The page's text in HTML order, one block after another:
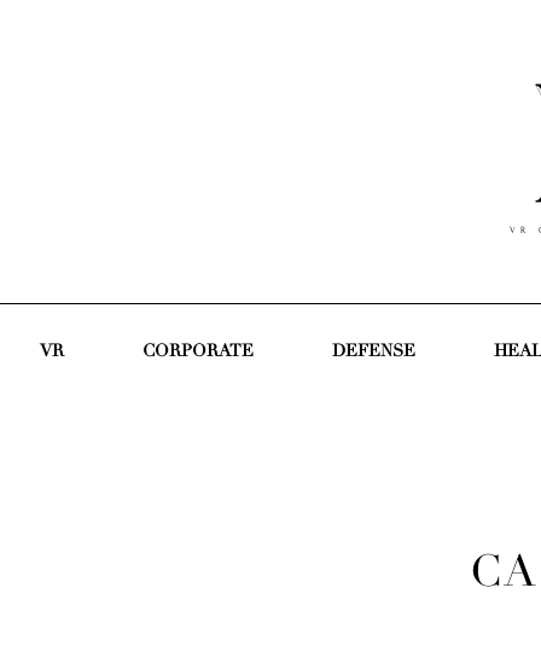
V R
VR CORPORATE DEFENSE